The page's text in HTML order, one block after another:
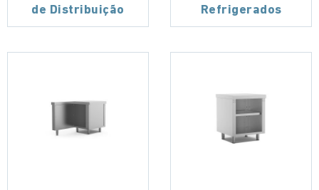
de Distribuição
Refrigerados